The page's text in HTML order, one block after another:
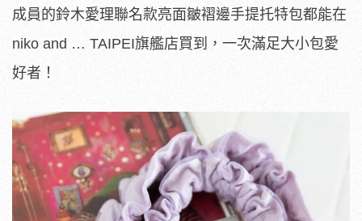
成員的鈴木愛理聯名款亮面皺褶邊手提托特包都能在
niko and … TAIPEI旗艦店買到，一次滿足大小包愛
好者！